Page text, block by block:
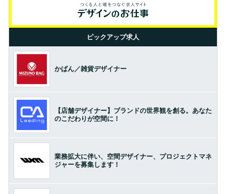
ピックアップ求人
かばん／雑貨デザイナー
【店舗デザイナー】ブランドの世界観を創る。あなた
のこだわりが空間に！
業務拡大に伴い、空間デザイナー、プロジェクトマネ
ジャーを募集します！